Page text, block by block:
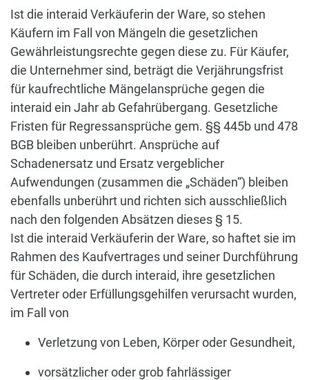
Ist die interaid Verkäuferin der Ware, so stehen
Käufern im Fall von Mängeln die gesetzlichen
Gewährleistungsrechte gegen diese zu. Für Käufer,
die Unternehmer sind, beträgt die Verjährungsfrist
für kaufrechtliche Mängelansprüche gegen die
interaid ein Jahr ab Gefahrübergang. Gesetzliche
Fristen für Regressansprüche gem. §§ 445b und 478
BGB bleiben unberührt. Ansprüche auf
Schadenersatz und Ersatz vergeblicher
Aufwendungen (zusammen die „Schäden“) bleiben
ebenfalls unberührt und richten sich ausschließlich
nach den folgenden Absätzen dieses § 15.
Ist die interaid Verkäuferin der Ware, so haftet sie im
Rahmen des Kaufvertrages und seiner Durchführung
für Schäden, die durch interaid, ihre gesetzlichen
Vertreter oder Erfüllungsgehilfen verursacht wurden,
im Fall von
Verletzung von Leben, Körper oder Gesundheit,
vorsätzlicher oder grob fahrlässiger